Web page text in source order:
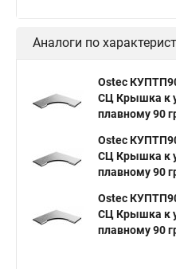
Аналоги по
Ostec
СЦ Крышка к
плавному 90
Ostec
СЦ Крышка к
плавному 90
Ostec
СЦ Крышка к
плавному 90